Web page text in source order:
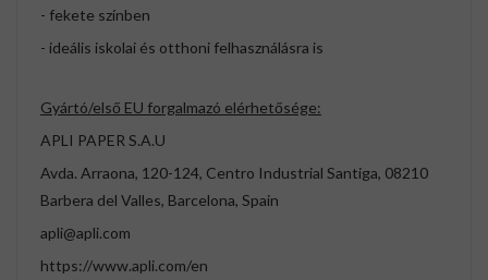
- fekete színben
- ideális iskolai és otthoni felhasználásra is
Gyártó/első EU forgalmazó elérhetősége:
APLI PAPER S.A.U
Avda. Arraona, 120-124, Centro Industrial Santiga, 08210
Barbera del Valles, Barcelona, Spain
apli@apli.com
https://www.apli.com/en